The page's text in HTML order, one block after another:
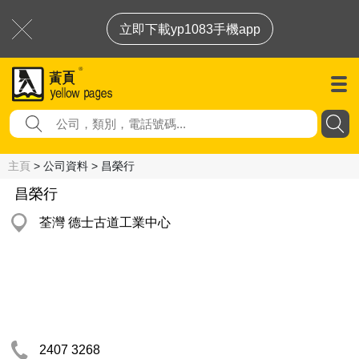
立即下載yp1083手機app
主頁 > 公司資料 > 昌榮行
昌榮行
荃灣 德士古道工業中心
2407 3268